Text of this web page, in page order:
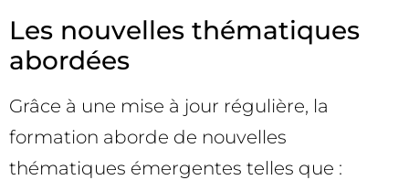
Les nouvelles thématiques
abordées
Grâce à une mise à jour régulière, la
formation aborde de nouvelles
thématiques émergentes telles que :